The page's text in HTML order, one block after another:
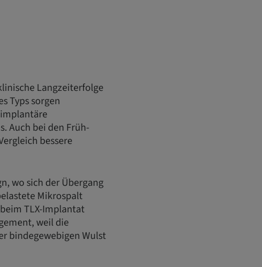
Langzeiterfolge
Typs sorgen
Auch bei den Früh-
bessere
wo sich der Übergang
Mikrospalt
TLX-Implantat
weil die
bindegewebigen Wulst